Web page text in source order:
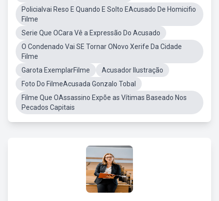
Policialvai Reso E Quando E Solto EAcusado De Homicifio
Filme
Serie Que OCara Vê a Expressão Do Acusado
O Condenado Vai SE Tornar ONovo Xerife Da Cidade
Filme
Garota ExemplarFilme
Acusador Ilustração
Foto Do FilmeAcusada Gonzalo Tobal
Filme Que OAssassino Expõe as Vítimas Baseado Nos
Pecados Capitais